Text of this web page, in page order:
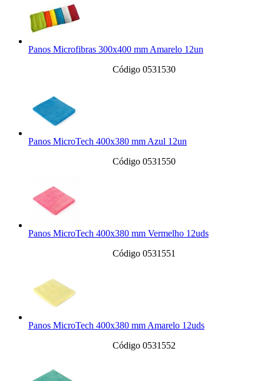
Panos Microfibras 300x400 mm Amarelo 12un
Código 0531530
Panos MicroTech 400x380 mm Azul 12un
Código 0531550
Panos MicroTech 400x380 mm Vermelho 12uds
Código 0531551
Panos MicroTech 400x380 mm Amarelo 12uds
Código 0531552